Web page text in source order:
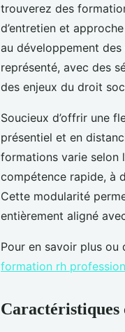
trouverez des
d’entretien et
au développement
représenté, avec des
des enjeux du droit
Soucieux d’offrir une
présentiel et en
formations varie selon
compétence rapide, à
Cette modularité
entièrement aligné
Pour en savoir plus ou
formation rh
Caractéristiques